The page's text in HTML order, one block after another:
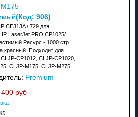
(Код: 906)
CE313A / 729 для
LaserJet PRO CP1025/
Ресурс - 1000 стр.
красный. Подходит для
CP1012, CLJP-CP1020,
CLJP-M175, CLJP-M275
Premium
400 руб